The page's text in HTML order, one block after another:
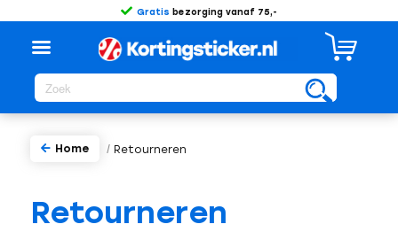
Gratis bezorging vanaf 75,-
/ Retourneren
Home
Retourneren